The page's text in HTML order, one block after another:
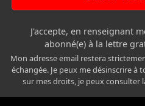
J'accepte, en renseignant
abonné(e) à la lettre
Mon adresse email restera
échangée. Je peux me désinscrire
sur mes droits, je peux consulter